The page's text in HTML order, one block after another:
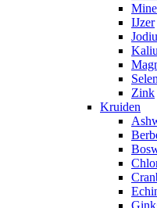
IJzer
Zink
Kruiden